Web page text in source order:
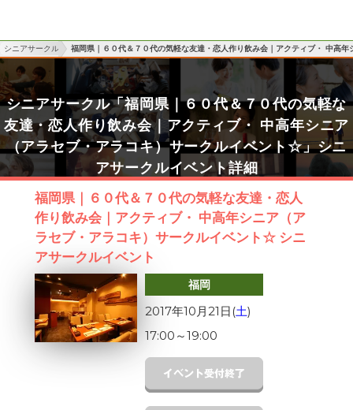
シニアサークル 福岡県｜６０代＆７０代の気軽な友達・恋人作り飲み会｜アクティブ・ 中高
シニアサークル「福岡県｜６０代＆７０代の気軽な
友達・恋人作り飲み会｜アクティブ・ 中高年シニア
（アラセブ・アラコキ）サークルイベント☆」シニ
アサークルイベント詳細
福岡県｜６０代＆７０代の気軽な友達・恋人
作り飲み会｜アクティブ・ 中高年シニア（ア
ラセブ・アラコキ）サークルイベント☆ シニ
アサークルイベント
福岡
2017年10月21日(土)
17:00 ～19:00